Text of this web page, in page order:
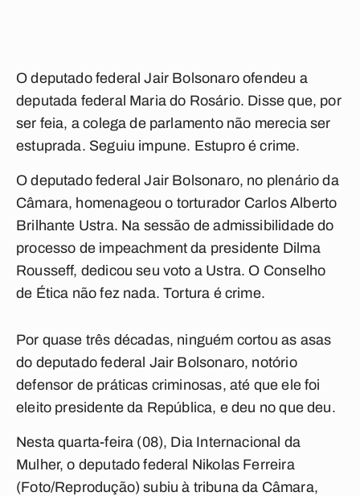
O deputado federal Jair Bolsonaro ofendeu a
deputada federal Maria do Rosário. Disse que, por
ser feia, a colega de parlamento não merecia ser
estuprada. Seguiu impune. Estupro é crime.
O deputado federal Jair Bolsonaro, no plenário da
Câmara, homenageou o torturador Carlos Alberto
Brilhante Ustra. Na sessão de admissibilidade do
processo de impeachment da presidente Dilma
Rousseff, dedicou seu voto a Ustra. O Conselho
de Ética não fez nada. Tortura é crime.
Por quase três décadas, ninguém cortou as asas
do deputado federal Jair Bolsonaro, notório
defensor de práticas criminosas, até que ele foi
eleito presidente da República, e deu no que deu.
Nesta quarta-feira (08), Dia Internacional da
Mulher, o deputado federal Nikolas Ferreira
(Foto/Reprodução) subiu à tribuna da Câmara,